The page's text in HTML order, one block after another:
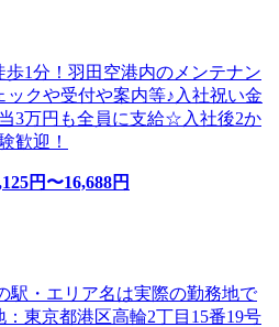
1分！羽田空港内のメンテナン
クや受付や案内等♪入社祝い金
3万円も全員に支給☆入社後2か
歓迎！
円〜16,688円
・エリア名は実際の勤務地で
東京都港区高輪2丁目15番19号